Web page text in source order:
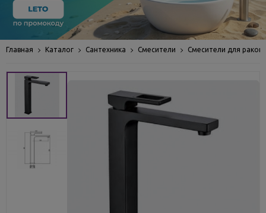
Главная Каталог Сантехника Смесители Смесители для